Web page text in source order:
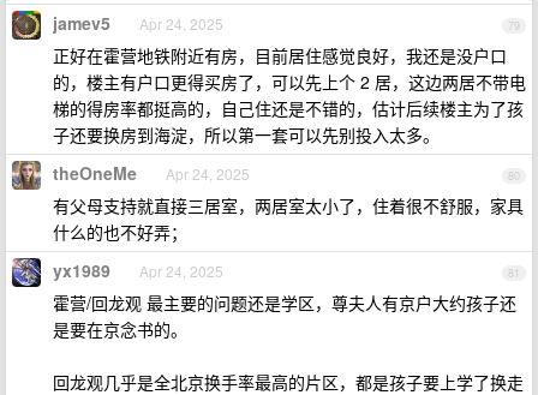
79
jamev5 Apr 24, 2025
正好在霍营地铁附近有房，目前居住感觉良好，我还是没户口
的，楼主有户口更得买房了，可以先上个 2 居，这边两居不带电
梯的得房率都挺高的，自己住还是不错的，估计后续楼主为了孩
子还要换房到海淀，所以第一套可以先别投入太多。
80
theOneMe Apr 24, 2025
有父母支持就直接三居室，两居室太小了，住着很不舒服，家具
什么的也不好弄；
81
yx1989 Apr 24, 2025
霍营/回龙观 最主要的问题还是学区，尊夫人有京户大约孩子还
是要在京念书的。
回龙观几乎是全北京换手率最高的片区，都是孩子要上学了换走